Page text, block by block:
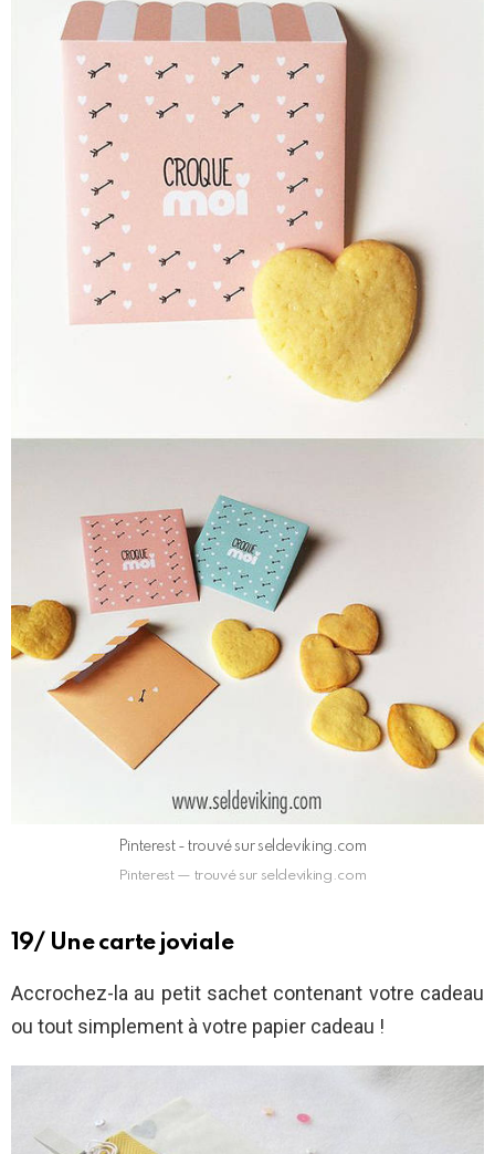
Pinterest - trouvé sur seldeviking.com
Pinterest — trouvé sur seldeviking.com
19/ Une carte joviale
Accrochez-la au petit sachet contenant votre cadeau
ou tout simplement à votre papier cadeau !